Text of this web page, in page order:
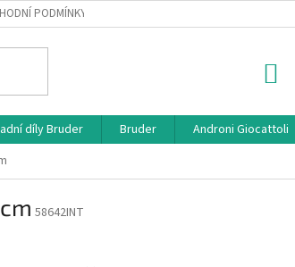
PODMÍNKY
díly Bruder Bruder Androni Giocattoli
58642INT